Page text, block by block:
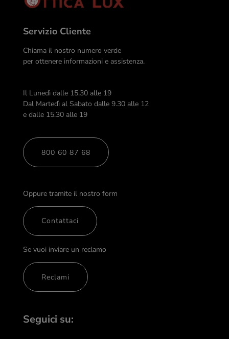
Servizio Cliente
Chiama il nostro numero verde
per ottenere informazioni e assistenza.
Il Lunedì dalle 15.30 alle 19
Dal Martedì al Sabato dalle 9.30 alle 12
e dalle 15.30 alle 19
800 60 87 68
Oppure tramite il nostro form
Contattaci
Se vuoi inviare un reclamo
Reclami
Seguici su: